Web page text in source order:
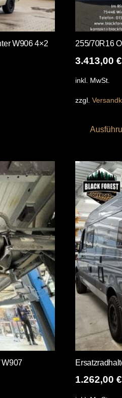
W906 4×2 255/70R16
3.413,00€
inkl. MwSt.
zzgl.
W907
1.262,00€